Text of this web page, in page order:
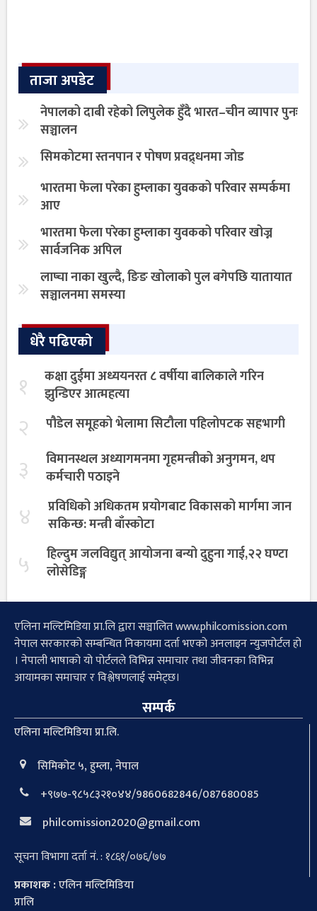
ताजा अपडेट
नेपालको दाबी रहेको लिपुलेक हुँदै भारत–चीन व्यापार पुनः
सञ्चालन
सिमकोटमा स्तनपान र पोषण प्रवद्र्धनमा जोड
भारतमा फेला परेका हुम्लाका युवकको परिवार सम्पर्कमा
आए
भारतमा फेला परेका हुम्लाका युवकको परिवार खोज्न
सार्वजनिक अपिल
लाप्चा नाका खुल्दै, ङिङ खोलाको पुल बगेपछि यातायात
सञ्चालनमा समस्या
धेरै पढिएको
१
कक्षा दुईमा अध्ययनरत ८ वर्षीया बालिकाले गरिन
झुन्डिएर आत्महत्या
२ पौडेल समूहको भेलामा सिटौला पहिलोपटक सहभागी
३
विमानस्थल अध्यागमनमा गृहमन्त्रीको अनुगमन, थप
कर्मचारी पठाइने
४
प्रविधिको अधिकतम प्रयोगबाट विकासको मार्गमा जान
सकिन्छ: मन्त्री बाँस्कोटा
५
हिल्दुम जलविद्युत् आयोजना बन्यो दुहुना गाई,२२ घण्टा
लोसेडिङ्ग
एलिना मल्टिमिडिया प्रा.लि द्वारा सञ्चालित www.philcomission.com
नेपाल सरकारको सम्बन्धित निकायमा दर्ता भएको अनलाइन न्युजपोर्टल हो
। नेपाली भाषाको यो पोर्टलले विभिन्न समाचार तथा जीवनका विभिन्न
आयामका समाचार र विश्लेषणलाई समेट्छ।
सम्पर्क
एलिना मल्टिमिडिया प्रा.लि.
सिमिकोट ५, हुम्ला, नेपाल
+९७७-९८५८३२१०४४/9860682846/087680085
philcomission2020@gmail.com
सूचना विभागा दर्ता नं. : १८६१/०७६/७७
प्रकाशक :एलिन मल्टिमिडिया
प्रालि